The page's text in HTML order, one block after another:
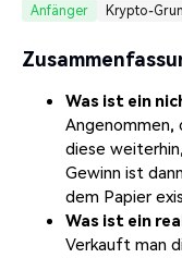
Anfänger
Krypto-
Was ist ein
diese
Gewinn ist
dem Papier
Was ist ein
Verkauft man